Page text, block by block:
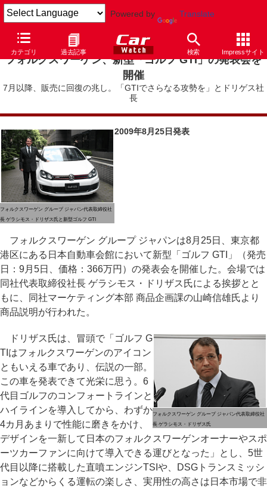
Powered by Translate
カテゴリ 過去記事 検索 Impressサイト
フォルクスワーゲン、新型「ゴルフ GTI」の発表会を
開催
7月以降、販売に回復の兆し。「GTIでさらなる攻勢を」とドリゲス社
長
フォルクスワーゲン グループ ジャパン代表取締役社
長 ゲラシモス・ドリザス氏と新型ゴルフ GTI
2009年8月25日発表
フォルクスワーゲン グループ ジャパンは8月25日、東京都
港区にある日本自動車会館において新型「ゴルフ GTI」（発売
日：9月5日、価格：366万円）の発表会を開催した。会場では
同社代表取締役社長 ゲラシモス・ドリザス氏による挨拶とと
もに、同社マーケティング本部 商品企画課の山崎信雄氏より
商品説明が行われた。
フォルクスワーゲン グループ ジャパン代表取締役社
長 ゲラシモス・ドリザス氏
ドリザス氏は、冒頭で「ゴルフ G
TIはフォルクスワーゲンのアイコン
ともいえる車であり、伝説の一部。
この車を発表できて光栄に思う。6
代目ゴルフのコンフォートラインと
ハイラインを導入してから、わずか
4カ月あまりで性能に磨きをかけ、
デザインを一新して日本のフォルクスワーゲンオーナーやスポ
ーツカーファンに向けて導入できる運びとなった」とし、5世
代目以降に搭載した直噴エンジンTSIや、DSGトランスミッシ
ョンなどからくる運転の楽しさ、実用性の高さは日本市場で非